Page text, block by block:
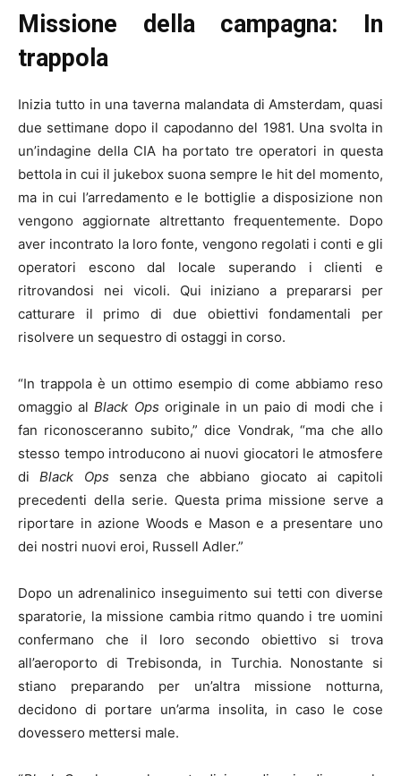
Missione della campagna: In
trappola
Inizia tutto in una taverna malandata di Amsterdam, quasi
due settimane dopo il capodanno del 1981. Una svolta in
un’indagine della CIA ha portato tre operatori in questa
bettola in cui il jukebox suona sempre le hit del momento,
ma in cui l’arredamento e le bottiglie a disposizione non
vengono aggiornate altrettanto frequentemente. Dopo
aver incontrato la loro fonte, vengono regolati i conti e gli
operatori escono dal locale superando i clienti e
ritrovandosi nei vicoli. Qui iniziano a prepararsi per
catturare il primo di due obiettivi fondamentali per
risolvere un sequestro di ostaggi in corso.
“In trappola è un ottimo esempio di come abbiamo reso
omaggio alBlack Ops originale in un paio di modi che i
fan riconosceranno subito,” dice Vondrak, “ma che allo
stesso tempo introducono ai nuovi giocatori le atmosfere
diBlack Ops senza che abbiano giocato ai capitoli
precedenti della serie. Questa prima missione serve a
riportare in azione Woods e Mason e a presentare uno
dei nostri nuovi eroi, Russell Adler.”
Dopo un adrenalinico inseguimento sui tetti con diverse
sparatorie, la missione cambia ritmo quando i tre uomini
confermano che il loro secondo obiettivo si trova
all’aeroporto di Trebisonda, in Turchia. Nonostante si
stiano preparando per un’altra missione notturna,
decidono di portare un’arma insolita, in caso le cose
dovessero mettersi male.